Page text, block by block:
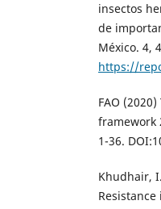
insectos
de
México. 4,
https://
FAO
framework
1-36.
Khudhair,